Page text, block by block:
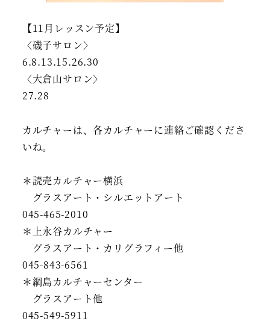
【11月レッスン予定】
〈磯子サロン〉
6.8.13.15.26.30
〈大倉山サロン〉
27.28
カルチャーは、各カルチャーに連絡ご確認くださ
いね。
＊読売カルチャー横浜
グラスアート・シルエットアート
045-465-2010
＊上永谷カルチャー
グラスアート・カリグラフィー他
045-843-6561
＊綱島カルチャーセンター
グラスアート他
045-549-5911